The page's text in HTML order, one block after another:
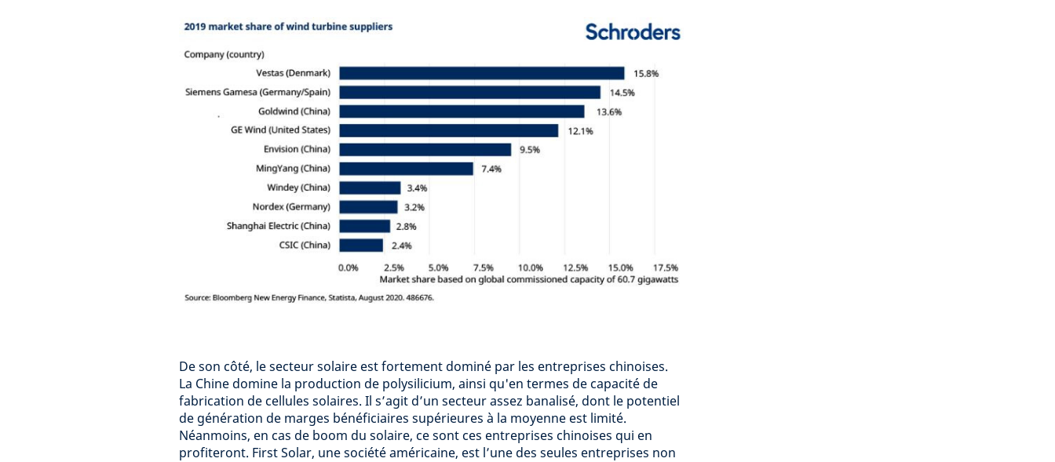
De son côté, le secteur solaire est fortement dominé par les entreprises chinoises.
La Chine domine la production de polysilicium, ainsi qu'en termes de capacité de
fabrication de cellules solaires. Il s’agit d’un secteur assez banalisé, dont le potentiel
de génération de marges bénéficiaires supérieures à la moyenne est limité.
Néanmoins, en cas de boom du solaire, ce sont ces entreprises chinoises qui en
profiteront. First Solar, une société américaine, est l’une des seules entreprises non